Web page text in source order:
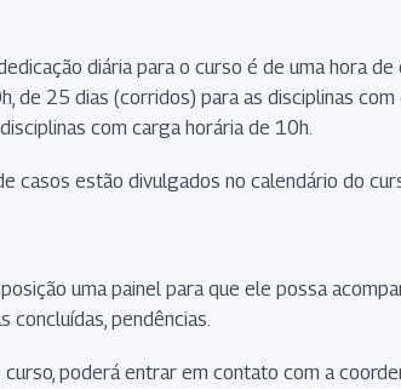
diária para o curso é de uma hora
de 25 dias (corridos) para as disciplinas
com carga horária de 10h.
casos estão divulgados no calendário do
uma painel para que ele possa
concluídas, pendências.
poderá entrar em contato com a